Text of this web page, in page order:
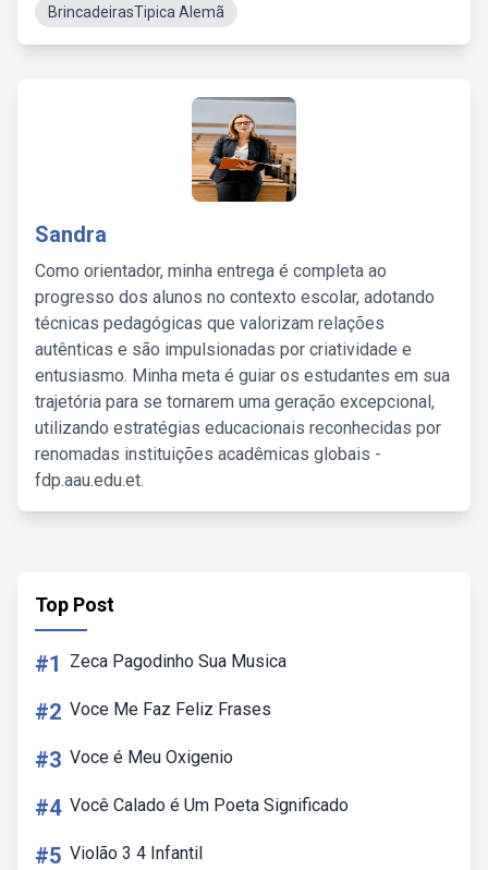
BrincadeirasTipica Alemã
Sandra
Como orientador, minha entrega é completa ao
progresso dos alunos no contexto escolar, adotando
técnicas pedagógicas que valorizam relações
autênticas e são impulsionadas por criatividade e
entusiasmo. Minha meta é guiar os estudantes em sua
trajetória para se tornarem uma geração excepcional,
utilizando estratégias educacionais reconhecidas por
renomadas instituições acadêmicas globais -
fdp.aau.edu.et.
Top Post
#1 Zeca Pagodinho Sua Musica
#2 Voce Me Faz Feliz Frases
#3 Voce é Meu Oxigenio
#4 Você Calado é Um Poeta Significado
#5 Violão 3 4 Infantil